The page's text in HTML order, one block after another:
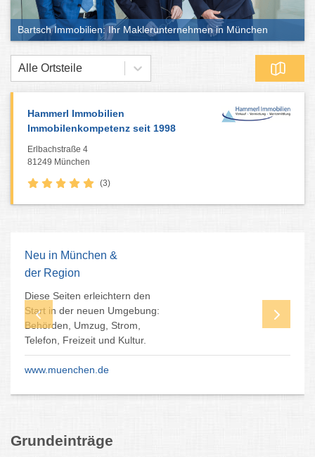
Bartsch Immobilien: Ihr Maklerunternehmen in München
Alle Ortsteile
Hammerl Immobilien
Immobilenkompetenz seit 1998
Erlbachstraße 4
81249 München
(3)
Rogers Immobilien -
Service aus Familienhand
Immobilienverkauf / -vermietung
Haus verkaufen München
Wohnung verkaufen München
Kostenfreie Wertermittlung
www.rogers-immobilien.de
Grundeinträge